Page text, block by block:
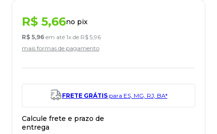
R$ 5,66no pix
R$ 5,96 em até 1x de R$ 5,96
mais formas de pagamento
FRETE GRÁTISpara ES, MG, RJ, BA*